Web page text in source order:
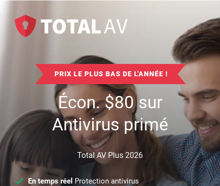
PRIX LE PLUS BAS DE L'ANNÉE !
Écon.$80sur
Antivirus primé
Total AV Plus 2026
En temps réel Protection antivirus